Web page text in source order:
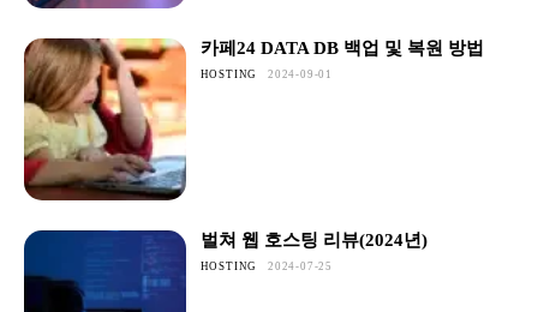
카페24 DATA DB 백업 및 복원 방법
HOSTING 2024-09-01
벌쳐 웹 호스팅 리뷰(2024년)
HOSTING 2024-07-25